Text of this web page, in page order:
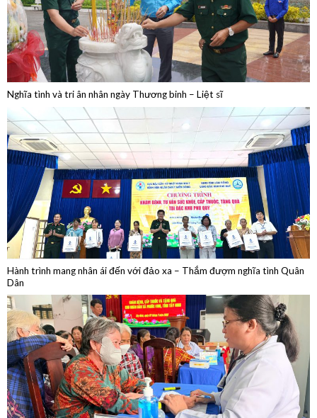
Nghĩa tình và tri ân nhân ngày Thương binh – Liệt sĩ
Hành trình mang nhân ái đến với đảo xa – Thắm đượm nghĩa tình Quân
Dân
Khám bệnh, cấp thuốc, tặng quà trên tuyến biên giới Tây Ninh